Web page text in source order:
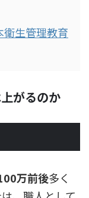
生管理教育
がるのか
万前後多く